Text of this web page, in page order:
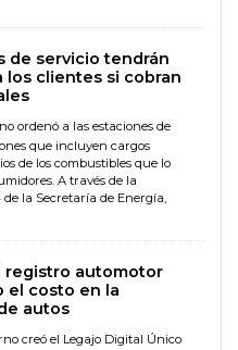
de servicio tendrán
los clientes si cobran
ordenó a las estaciones de
que incluyen cargos
de los combustibles que lo
A través de la
la Secretaría de Energía,
registro automotor
el costo en la
autos
creó el Legajo Digital Único